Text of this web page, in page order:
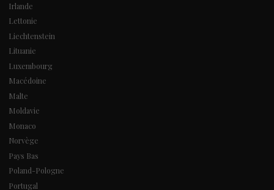
Irlande
Lettonie
Liechtenstein
Lituanie
Luxembourg
Macédoine
Malte
Moldavie
Monaco
Norvège
Pays Bas
Poland-Pologne
Portugal